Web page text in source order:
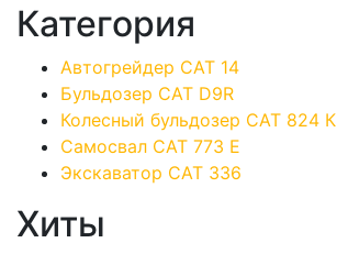
Категория
Автогрейдер CAT 14
Бульдозер CAT D9R
Колесный бульдозер CAT 824 К
Самосвал CAT 773 E
Экскаватор CAT 336
Хиты